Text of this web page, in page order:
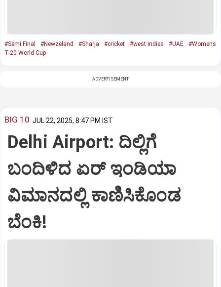
#Semi Final #Newzeland #Sharja #cricket #west indies #UAE
#Womens
T-20 World Cup
ADVERTISEMENT
BIG 10 JUL 22, 2025, 8:47 PM IST
Delhi Airport: ದಿಲ್ಲಿಗೆ
ಬಂದಿಳಿದ ಏರ್‌ ಇಂಡಿಯಾ
ವಿಮಾನದಲ್ಲಿ ಕಾಣಿಸಿಕೊಂಡ
ಬೆಂಕಿ!